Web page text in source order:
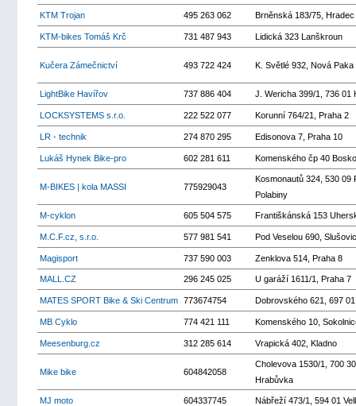
KTM Trojan 495 263 062 Brněnská 183/75, Hradec
KTM-bikes Tomáš Krč 731 487 943 Lidická 323 Lanškroun
Kučera Zámečnictví 493 722 424 K. Světlé 932, Nová Paka
LightBike Havířov 737 886 404 J. Wericha 399/1, 736 01
LOCKSYSTEMS s.r.o. 222 522 077 Korunní 764/21, Praha 2
LR - technik 274 870 295 Edisonova 7, Praha 10
Lukáš Hynek Bike-pro 602 281 611 Komenského čp 40
M-BIKES | kola MASSI 775929043
Kosmonautů 324, 530 09
Polabiny
M-cyklon 605 504 575 Františkánská 153
M.C.F.cz, s.r.o. 577 981 541 Pod Veselou 690,
Magisport 737 590 003 Zenklova 514, Praha 8
MALL.CZ 296 245 025 U garáží 1611/1, Praha 7
MATES SPORT Bike & Ski Centrum 773674754 Dobrovského 621, 697
MB Cyklo 774 421 111 Komenského 10,
Meesenburg.cz 312 285 614 Vrapická 402, Kladno
Mike bike 604842058
Cholevova 1530/1, 700
Hrabůvka
MJ moto 604337745 Nábřeží 473/1, 594 01